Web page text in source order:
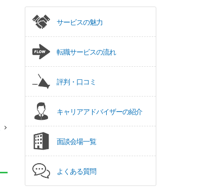
サービスの魅力
転職サービスの流れ
評判・口コミ
キャリアアドバイザーの紹介
面談会場一覧
よくある質問